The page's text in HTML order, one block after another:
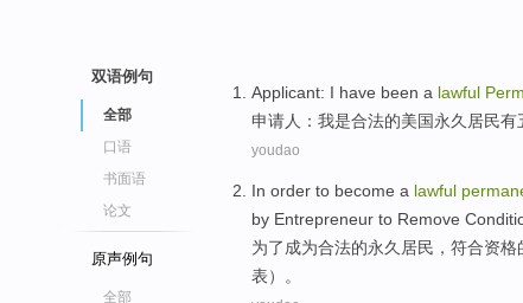
双语例句
全部
口语
书面语
论文
原声例句
全部
Applicant: I have been a lawful
申请人 ： 我是合法的美国永久 居民有
youdao
In order to become a lawful
by Entrepreneur to Remove
为了成为合法的永久 居民 ， 符合资格
表）。